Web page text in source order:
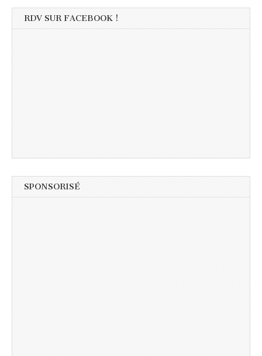
RDV SUR FACEBOOK !
SPONSORISÉ